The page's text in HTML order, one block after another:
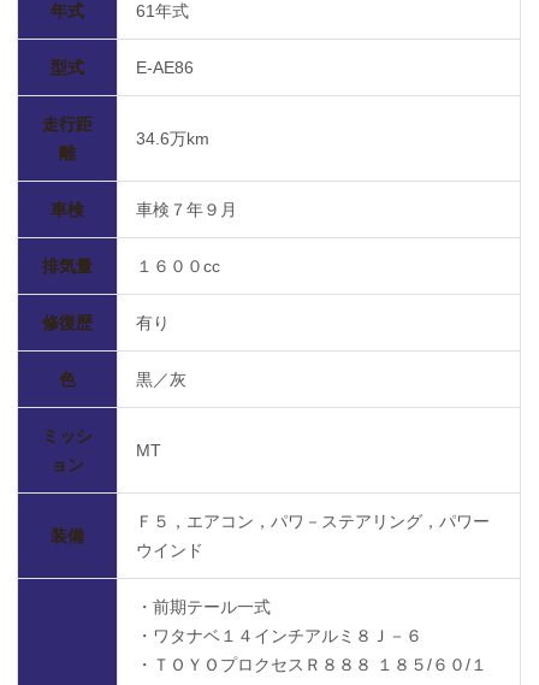
年式 61年式
型式 E-AE86
走行距
離
34.6万km
車検 車検７年９月
排気量 １６００cc
修復歴 有り
色 黒／灰
ミッシ
ョン
MT
装備
Ｆ５，エアコン，パワ－ステアリング，パワー
ウインド
・前期テール一式
・ワタナベ１４インチアルミ８Ｊ－６
・ＴＯＹＯプロクセスＲ８８８ １８５/６０/１